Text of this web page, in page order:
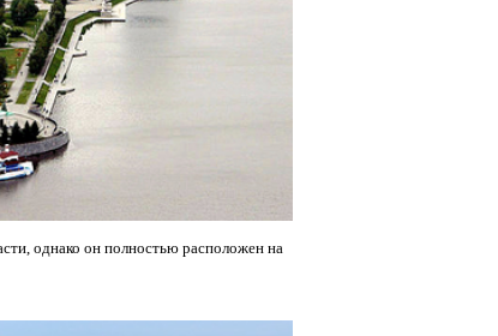
однако он полностью расположен на